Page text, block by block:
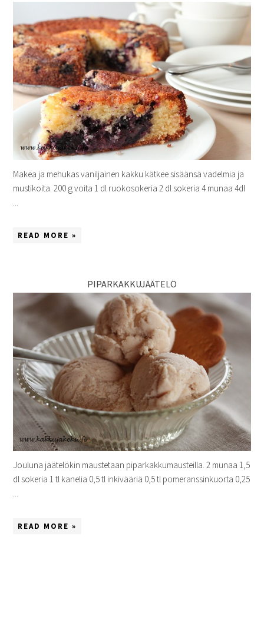
Makea ja mehukas vaniljainen kakku kätkee sisäänsä vadelmia ja
mustikoita. 200 g voita 1 dl ruokosokeria 2 dl sokeria 4 munaa 4dl
...
READ MORE »
PIPARKAKKUJÄÄTELÖ
Jouluna jäätelökin maustetaan piparkakkumausteilla. 2 munaa 1,5
dl sokeria 1 tl kanelia 0,5 tl inkivääriä 0,5 tl pomeranssinkuorta 0,25
...
READ MORE »